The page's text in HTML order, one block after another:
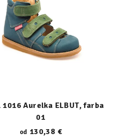
1016 Aurelka ELBUT, farba
01
od 130,38 €